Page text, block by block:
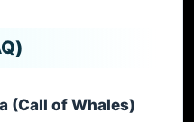
(Call of Whales)